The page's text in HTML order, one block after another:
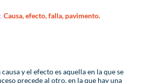
: Causa, efecto, falla, pavimento.
y el efecto es aquella en la que se
precede al otro, en la que hay una